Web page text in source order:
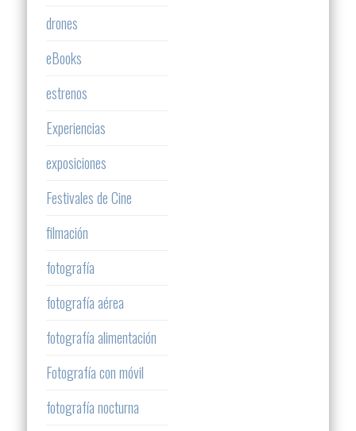
drones
eBooks
estrenos
Experiencias
exposiciones
Festivales de Cine
filmación
fotografía
fotografía aérea
fotografía alimentación
Fotografía con móvil
fotografía nocturna